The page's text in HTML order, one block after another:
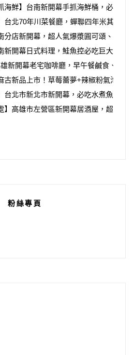
海鮮】台南新開幕手抓海鮮桶，必吃波
台北70年川菜餐廳，蟬聯四年米其林必
分店新開幕，超人氣爆漿圓可頌、日菓
新開幕日式料理，鮭魚控必吃巨大鮭魚
雄新開幕老宅咖啡廳，早午餐鹹食、下
古新品上市！草莓蕾夢+辣椒粉氣泡飲！
台北市新北市新開幕，必吃水煮魚、火
】高雄市左營區新開幕居酒屋，超強熱
粉絲專頁